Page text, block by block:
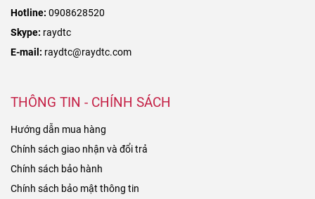
Hotline: 0908628520
Skype: raydtc
E-mail: raydtc@raydtc.com
THÔNG TIN - CHÍNH SÁCH
Hướng dẫn mua hàng
Chính sách giao nhận và đổi trả
Chính sách bảo hành
Chính sách bảo mật thông tin